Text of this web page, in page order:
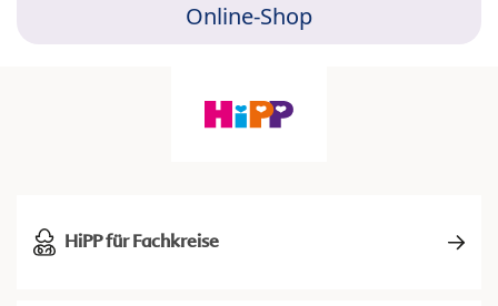
Online-Shop
HiPP für Fachkreise